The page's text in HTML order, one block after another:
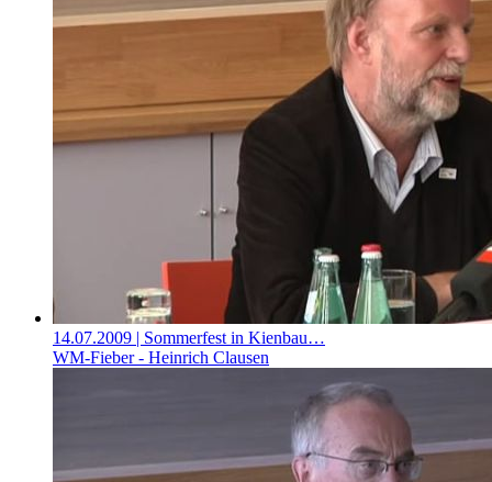
14.07.2009 | Sommerfest in Kienbau…
WM-Fieber - Heinrich Clausen